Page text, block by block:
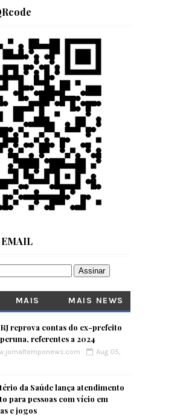
EMAIL
MAIS
MAIS NEWS
reprova contas do ex-prefeito
referentes a 2024
Aug 05,
da Saúde lança atendimento
para pessoas com vício em
e jogos